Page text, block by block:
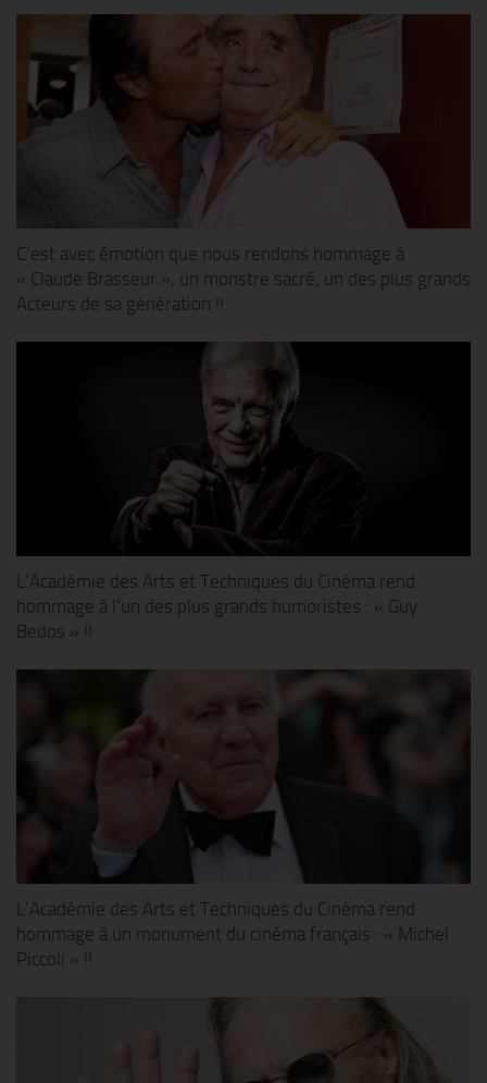
C’est avec émotion que nous rendons hommage à
« Claude Brasseur », un monstre sacré, un des plus grands
Acteurs de sa génération !!
L’Académie des Arts et Techniques du Cinéma rend
hommage à l’un des plus grands humoristes : « Guy
Bedos » !!
L’Académie des Arts et Techniques du Cinéma rend
hommage à un monument du cinéma français : « Michel
Piccoli » !!